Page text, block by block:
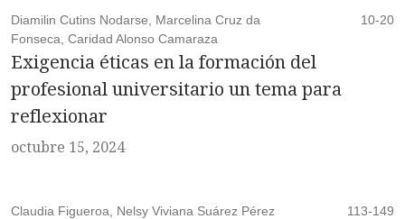
Diamilin Cutins Nodarse, Marcelina Cruz da
Fonseca, Caridad Alonso Camaraza
10-20
Exigencia éticas en la formación del
profesional universitario un tema para
reflexionar
octubre 15, 2024
Claudia Figueroa, Nelsy Viviana Suárez Pérez 113-149